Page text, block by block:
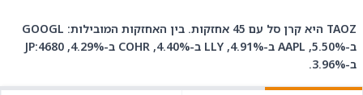
TAOZ היא קרן סל עם 45 אחזקות. בין האחזקות המובילות: GOOGL
ב-5.50%, AAPL ב-4.91%, LLY ב-4.40%, COHR ב-4.29%, JP:4680
ב-3.96%.